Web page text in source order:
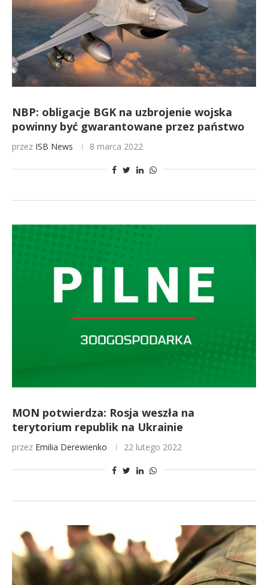
NBP: obligacje BGK na uzbrojenie wojska
powinny być gwarantowane przez państwo
przez ISB News 8 marca 2022
MON potwierdza: Rosja weszła na
terytorium republik na Ukrainie
przez Emilia Derewienko 22 lutego 2022